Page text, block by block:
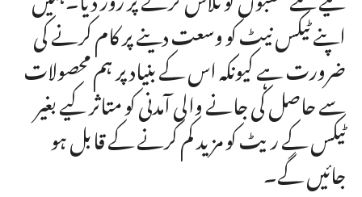
اپنے ٹیکس نیٹ کو وسعت دینے پر کام کرنے کی
ضرورت ہے کیونکہ اس کے بنیاد پر ہم محصولات
سے حاصل کی جانے والی آمدنی کو متاثر کیے بغیر
ٹیکس کے ریٹ کو مزید کم کرنے کے قابل ہو
جائیں گے۔